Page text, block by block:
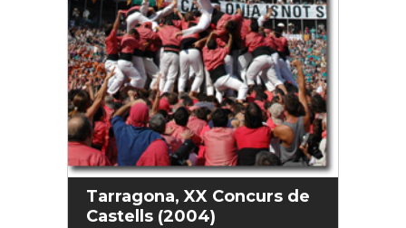
Tarragona, XX Concurs de
Castells (2004)